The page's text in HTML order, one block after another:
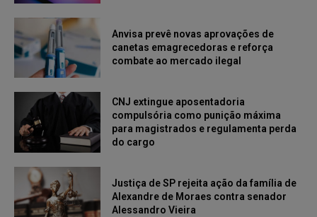
Anvisa prevê novas aprovações de
canetas emagrecedoras e reforça
combate ao mercado ilegal
CNJ extingue aposentadoria
compulsória como punição máxima
para magistrados e regulamenta perda
do cargo
Justiça de SP rejeita ação da família de
Alexandre de Moraes contra senador
Alessandro Vieira